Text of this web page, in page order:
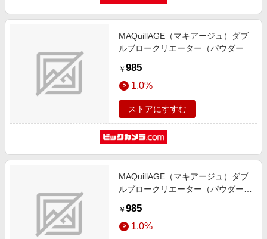
MAQuillAGE（マキアージュ）ダブ
ルブロークリエーター（パウダー）
ロウ〕
￥ 985
1.0%
ストアにすすむ
MAQuillAGE（マキアージュ）ダブ
ルブロークリエーター（パウダー）
ロウ〕
￥ 985
1.0%